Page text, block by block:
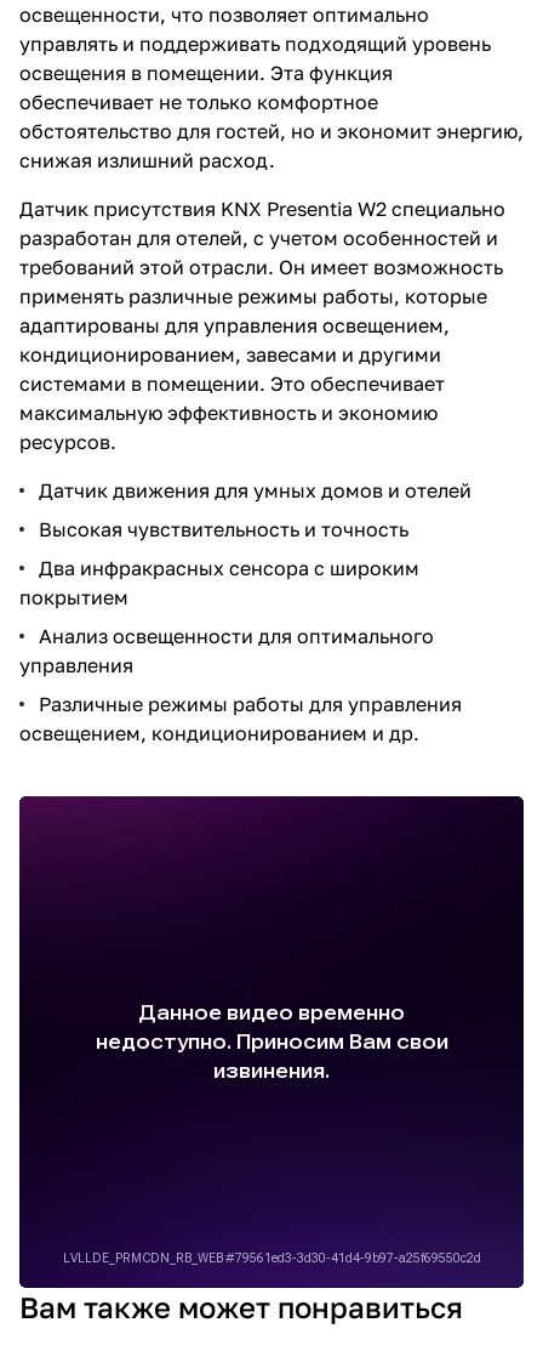
освещенности, что позволяет оптимально
управлять и поддерживать подходящий уровень
освещения в помещении. Эта функция
обеспечивает не только комфортное
обстоятельство для гостей, но и экономит энергию,
снижая излишний расход.
Датчик присутствия KNX Presentia W2 специально
разработан для отелей, с учетом особенностей и
требований этой отрасли. Он имеет возможность
применять различные режимы работы, которые
адаптированы для управления освещением,
кондиционированием, завесами и другими
системами в помещении. Это обеспечивает
максимальную эффективность и экономию
ресурсов.
Датчик движения для умных домов и отелей
Высокая чувствительность и точность
Два инфракрасных сенсора с широким
покрытием
Анализ освещенности для оптимального
управления
Различные режимы работы для управления
освещением, кондиционированием и др.
Вам также может понравиться